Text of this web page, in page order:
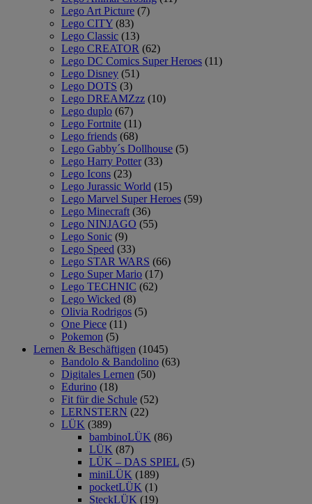
Lego Art Picture (7)
Lego CITY (83)
Lego Classic (13)
Lego CREATOR (62)
Lego DC Comics Super Heroes (11)
Lego Disney (51)
Lego DOTS (3)
Lego DREAMZzz (10)
Lego duplo (67)
Lego Fortnite (11)
Lego friends (68)
Lego Gabby´s Dollhouse (5)
Lego Harry Potter (33)
Lego Icons (23)
Lego Jurassic World (15)
Lego Marvel Super Heroes (59)
Lego Minecraft (36)
Lego NINJAGO (55)
Lego Sonic (9)
Lego Speed (33)
Lego STAR WARS (66)
Lego Super Mario (17)
Lego TECHNIC (62)
Lego Wicked (8)
Olivia Rodrigos (5)
One Piece (11)
Pokemon (5)
Lernen & Beschäftigen (1045)
Bandolo & Bandolino (63)
Digitales Lernen (50)
Edurino (18)
Fit für die Schule (52)
LERNSTERN (22)
LÜK (389)
bambinoLÜK (86)
LÜK (87)
LÜK – DAS SPIEL (5)
miniLÜK (189)
pocketLÜK (1)
SteckLÜK (19)